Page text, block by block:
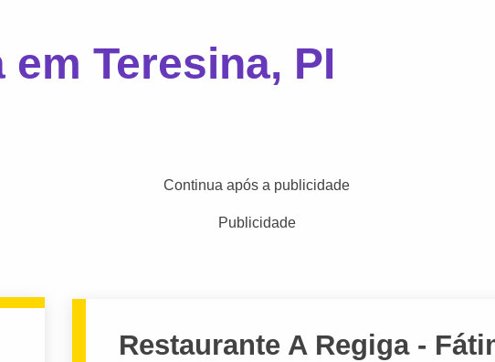
Teresina, PI
Continua após a publicidade
Publicidade
Restaurante A Regiga -